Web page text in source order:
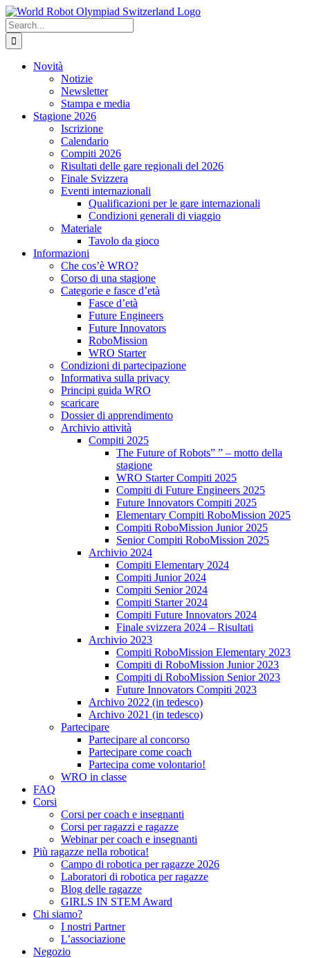
Skip
to
content
Search
for:
Novità
Notizie
Newsletter
Stampa e media
Stagione 2026
Iscrizione
Calendario
Compiti 2026
Risultati delle gare regionali del 2026
Finale Svizzera
Eventi internazionali
Qualificazioni per le gare internazionali
Condizioni generali di viaggio
Materiale
Tavolo da gioco
Informazioni
Che cos’è WRO?
Corso di una stagione
Categorie e fasce d’età
Fasce d’età
Future Engineers
Future Innovators
RoboMission
WRO Starter
Condizioni di partecipazione
Informativa sulla privacy
Principi guida WRO
scaricare
Dossier di apprendimento
Archivio attività
Compiti 2025
The Future of Robots” ” – motto della
stagione
WRO Starter Compiti 2025
Compiti di Future Engineers 2025
Future Innovators Compiti 2025
Elementary Compiti RoboMission 2025
Compiti RoboMission Junior 2025
Senior Compiti RoboMission 2025
Archivio 2024
Compiti Elementary 2024
Compiti Junior 2024
Compiti Senior 2024
Compiti Starter 2024
Compiti Future Innovators 2024
Finale svizzera 2024 – Risultati
Archivio 2023
Compiti RoboMission Elementary 2023
Compiti di RoboMission Junior 2023
Compiti di RoboMission Senior 2023
Future Innovators Compiti 2023
Archivo 2022 (in tedesco)
Archivo 2021 (in tedesco)
Partecipare
Partecipare al concorso
Partecipare come coach
Partecipa come volontario!
WRO in classe
FAQ
Corsi
Corsi per coach e insegnanti
Corsi per ragazzi e ragazze
Webinar per coach e insegnanti
Più ragazze nella robotica!
Campo di robotica per ragazze 2026
Laboratori di robotica per ragazze
Blog delle ragazze
GIRLS IN STEM Award
Chi siamo?
I nostri Partner
L’associazione
Negozio